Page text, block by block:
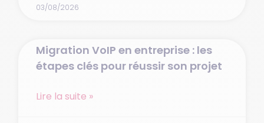
03/08/2026
Migration VoIP en entreprise : les
étapes clés pour réussir son projet
Lire la suite »